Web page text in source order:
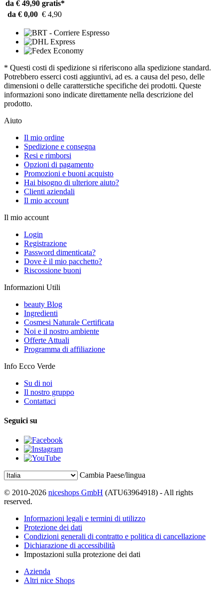
da € 49,90 gratis*
da € 0,00 € 4,90
* Questi costi di spedizione si riferiscono alla spedizione standard.
Potrebbero esserci costi aggiuntivi, ad es. a causa del peso, delle
dimensioni o delle caratterstiche specifiche dei prodotti. Queste
informazioni sono indicate direttamente nella descrizione del
prodotto.
Aiuto
Il mio ordine
Spedizione e consegna
Resi e rimborsi
Opzioni di pagamento
Promozioni e buoni acquisto
Hai bisogno di ulteriore aiuto?
Clienti aziendali
Il mio account
Il mio account
Login
Registrazione
Password dimenticata?
Dove è il mio pacchetto?
Riscossione buoni
Informazioni Utili
beauty Blog
Ingredienti
Cosmesi Naturale Certificata
Noi e il nostro ambiente
Offerte Attuali
Programma di affiliazione
Info Ecco Verde
Su di noi
Il nostro gruppo
Contattaci
Seguici su
Cambia Paese/lingua
© 2010-2026 niceshops GmbH (ATU63964918) - All rights
reserved.
Informazioni legali e termini di utilizzo
Protezione dei dati
Condizioni generali di contratto e politica di cancellazione
Dichiarazione di accessibilità
Impostazioni sulla protezione dei dati
Azienda
Altri nice Shops